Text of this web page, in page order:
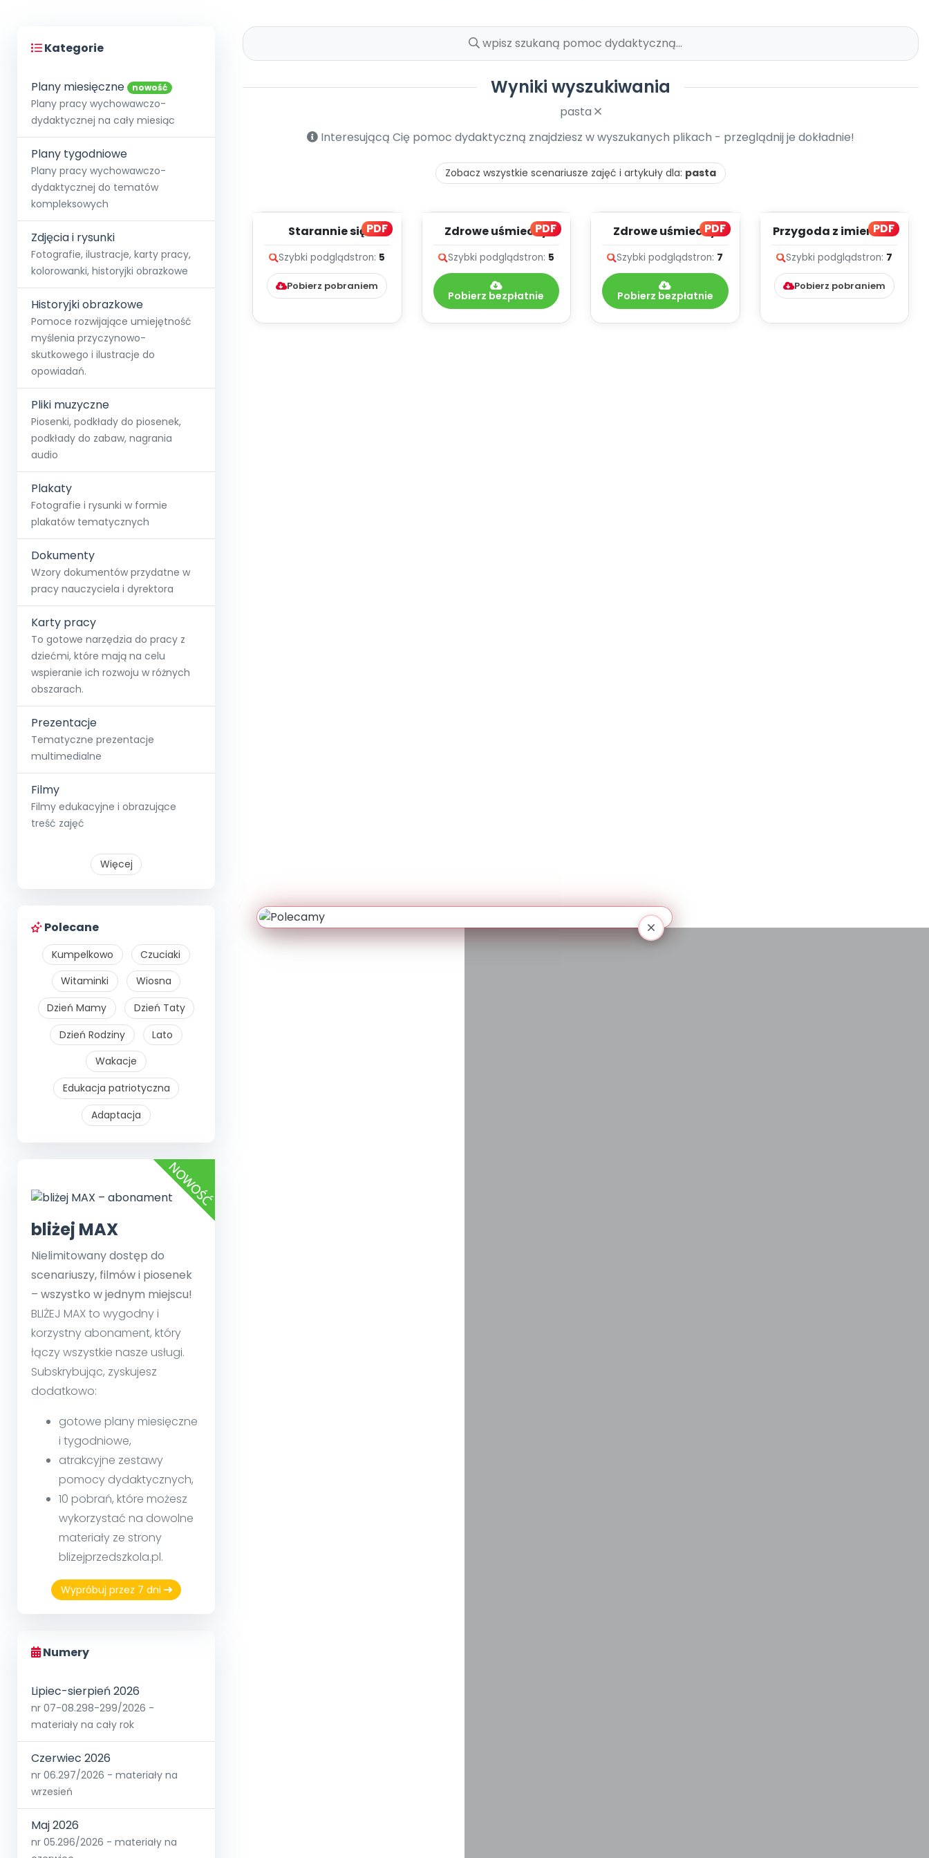
Kategorie
Plany miesięczne nowość
Plany pracy wychowawczo-
dydaktycznej na cały miesiąc
Plany tygodniowe
Plany pracy wychowawczo-
dydaktycznej do tematów
kompleksowych
Zdjęcia i rysunki
Fotografie, ilustracje, karty pracy,
kolorowanki, historyjki obrazkowe
Historyjki obrazkowe
Pomoce rozwijające umiejętność
myślenia przyczynowo-
skutkowego i ilustracje do
opowiadań.
Pliki muzyczne
Piosenki, podkłady do piosenek,
podkłady do zabaw, nagrania
audio
Plakaty
Fotografie i rysunki w formie
plakatów tematycznych
Dokumenty
Wzory dokumentów przydatne w
pracy nauczyciela i dyrektora
Karty pracy
To gotowe narzędzia do pracy z
dziećmi, które mają na celu
wspieranie ich rozwoju w różnych
obszarach.
Prezentacje
Tematyczne prezentacje
multimedialne
Filmy
Filmy edukacyjne i obrazujące
treść zajęć
Więcej
Polecane
Kumpelkowo
Czuciaki
Witaminki
Wiosna
Dzień Mamy
Dzień Taty
Dzień Rodziny
Lato
Wakacje
Edukacja patriotyczna
Adaptacja
bliżej MAX
Nielimitowany dostęp do
scenariuszy, filmów i piosenek
– wszystko w jednym miejscu!
BLIŻEJ MAX to wygodny i
korzystny abonament, który
łączy wszystkie nasze usługi.
Subskrybując, zyskujesz
dodatkowo:
gotowe plany miesięczne
i tygodniowe,
atrakcyjne zestawy
pomocy dydaktycznych,
10 pobrań, które możesz
wykorzystać na dowolne
materiały ze strony
blizejprzedszkola.pl.
Wypróbuj przez 7 dni
Numery
Lipiec-sierpień 2026
nr 07-08.298-299/2026 -
materiały na cały rok
Czerwiec 2026
nr 06.297/2026 - materiały na
wrzesień
Maj 2026
nr 05.296/2026 - materiały na
Wyniki wyszukiwania
pasta
Interesującą Cię pomoc dydaktyczną znajdziesz w wyszukanych plikach - przeglądnij je dokładnie!
Zobacz wszystkie scenariusze zajęć i artykuły dla: pasta
PDF
Starannie się
Szybki podglądstron: 5
Pobierz pobraniem
PDF
Zdrowe uśmiechy
Szybki podglądstron: 5
Pobierz bezpłatnie
PDF
Zdrowe uśmiechy
Szybki podglądstron: 7
Pobierz bezpłatnie
PDF
Przygoda z imieniem
Szybki podglądstron: 7
Pobierz pobraniem